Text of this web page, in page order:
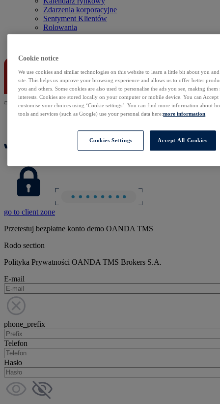
Zdarzenia korporacyjne
Sentyment Klientów
Rolowania
go to client zone
Przetestuj bezpłatne konto demo OANDA TMS
Rodo section
Polityka Prywatności OANDA TMS Brokers S.A.
E-mail
phone_prefix
Telefon
Hasło
Cookie notice
We use cookies and similar technologies on this website to learn a little bit about you
site. This helps us improve your browsing experience and allows us to offer better
you and others. Some cookies are also used to personalise the ads you see, making
interests. Cookies are stored locally on your computer or mobile device. You can
customise your choices using ‘Cookie settings’. You can find more information about
tools and services (such as Google) use your personal data here:more information.
Cookies Settings Accept All Cookies